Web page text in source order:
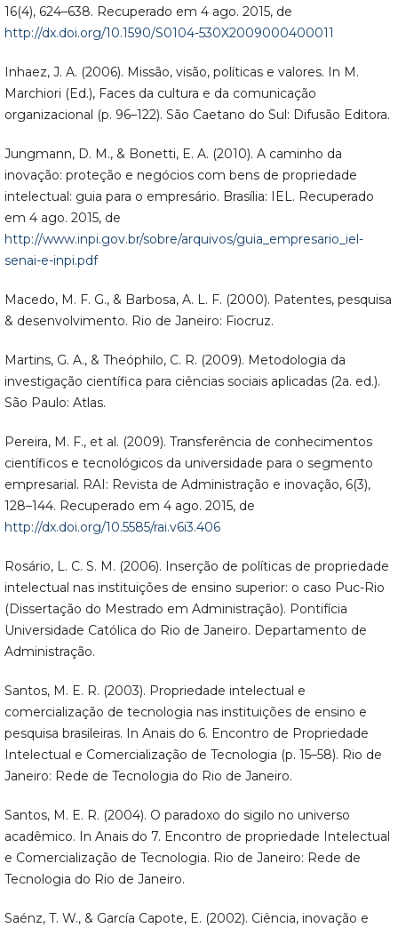
16(4), 624–638. Recuperado em 4 ago. 2015, de
http://dx.doi.org/10.1590/S0104-530X2009000400011
Inhaez, J. A. (2006). Missão, visão, políticas e valores. In M.
Marchiori (Ed.), Faces da cultura e da comunicação
organizacional (p. 96–122). São Caetano do Sul: Difusão Editora.
Jungmann, D. M., & Bonetti, E. A. (2010). A caminho da
inovação: proteção e negócios com bens de propriedade
intelectual: guia para o empresário. Brasília: IEL. Recuperado
em 4 ago. 2015, de
http://www.inpi.gov.br/sobre/arquivos/guia_empresario_iel-
senai-e-inpi.pdf
Macedo, M. F. G., & Barbosa, A. L. F. (2000). Patentes, pesquisa
& desenvolvimento. Rio de Janeiro: Fiocruz.
Martins, G. A., & Theóphilo, C. R. (2009). Metodologia da
investigação científica para ciências sociais aplicadas (2a. ed.).
São Paulo: Atlas.
Pereira, M. F., et al. (2009). Transferência de conhecimentos
científicos e tecnológicos da universidade para o segmento
empresarial. RAI: Revista de Administração e inovação, 6(3),
128–144. Recuperado em 4 ago. 2015, de
http://dx.doi.org/10.5585/rai.v6i3.406
Rosário, L. C. S. M. (2006). Inserção de políticas de propriedade
intelectual nas instituições de ensino superior: o caso Puc-Rio
(Dissertação do Mestrado em Administração). Pontifícia
Universidade Católica do Rio de Janeiro. Departamento de
Administração.
Santos, M. E. R. (2003). Propriedade intelectual e
comercialização de tecnologia nas instituições de ensino e
pesquisa brasileiras. In Anais do 6. Encontro de Propriedade
Intelectual e Comercialização de Tecnologia (p. 15–58). Rio de
Janeiro: Rede de Tecnologia do Rio de Janeiro.
Santos, M. E. R. (2004). O paradoxo do sigilo no universo
acadêmico. In Anais do 7. Encontro de propriedade Intelectual
e Comercialização de Tecnologia. Rio de Janeiro: Rede de
Tecnologia do Rio de Janeiro.
Saénz, T. W., & García Capote, E. (2002). Ciência, inovação e